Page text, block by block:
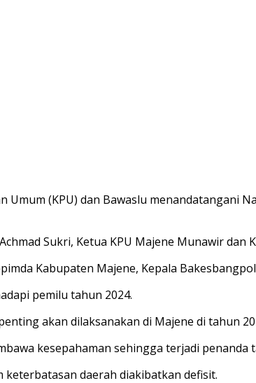
Umum (KPU) dan Bawaslu menandatangani
Sukri, Ketua KPU Majene Munawir dan
Kabupaten Majene, Kepala
pemilu tahun 2024.
akan dilaksanakan di Majene di tahun
kesepahaman sehingga terjadi penanda
keterbatasan daerah diakibatkan defisit.